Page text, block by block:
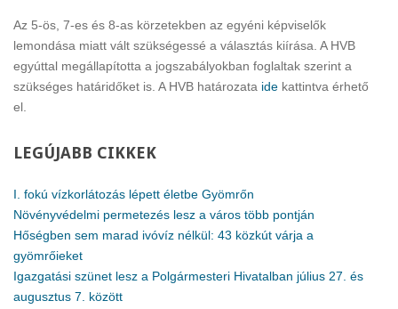
Az 5-ös, 7-es és 8-as körzetekben az egyéni képviselők
lemondása miatt vált szükségessé a választás kiírása. A HVB
egyúttal megállapította a jogszabályokban foglaltak szerint a
szükséges határidőket is. A HVB határozata ide kattintva érhető
el.
LEGÚJABB CIKKEK
I. fokú vízkorlátozás lépett életbe Gyömrőn
Növényvédelmi permetezés lesz a város több pontján
Hőségben sem marad ivóvíz nélkül: 43 közkút várja a
gyömrőieket
Igazgatási szünet lesz a Polgármesteri Hivatalban július 27. és
augusztus 7. között